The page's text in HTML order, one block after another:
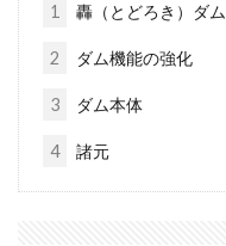
1 轟（とどろき）ダム
2 ダム機能の強化
3 ダム本体
4 諸元